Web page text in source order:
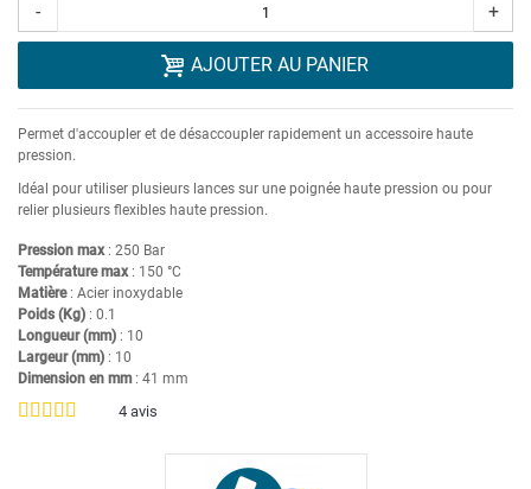
- +
AJOUTER AU PANIER
Permet d'accoupler et de désaccoupler rapidement un accessoire haute
pression.
Idéal pour utiliser plusieurs lances sur une poignée haute pression ou pour
relier plusieurs flexibles haute pression.
Pression max: 250 Bar
Température max: 150 °C
Matière: Acier inoxydable
Poids (Kg) : 0.1
Longueur (mm) : 10
Largeur (mm) : 10
Dimension en mm: 41 mm
4 avis